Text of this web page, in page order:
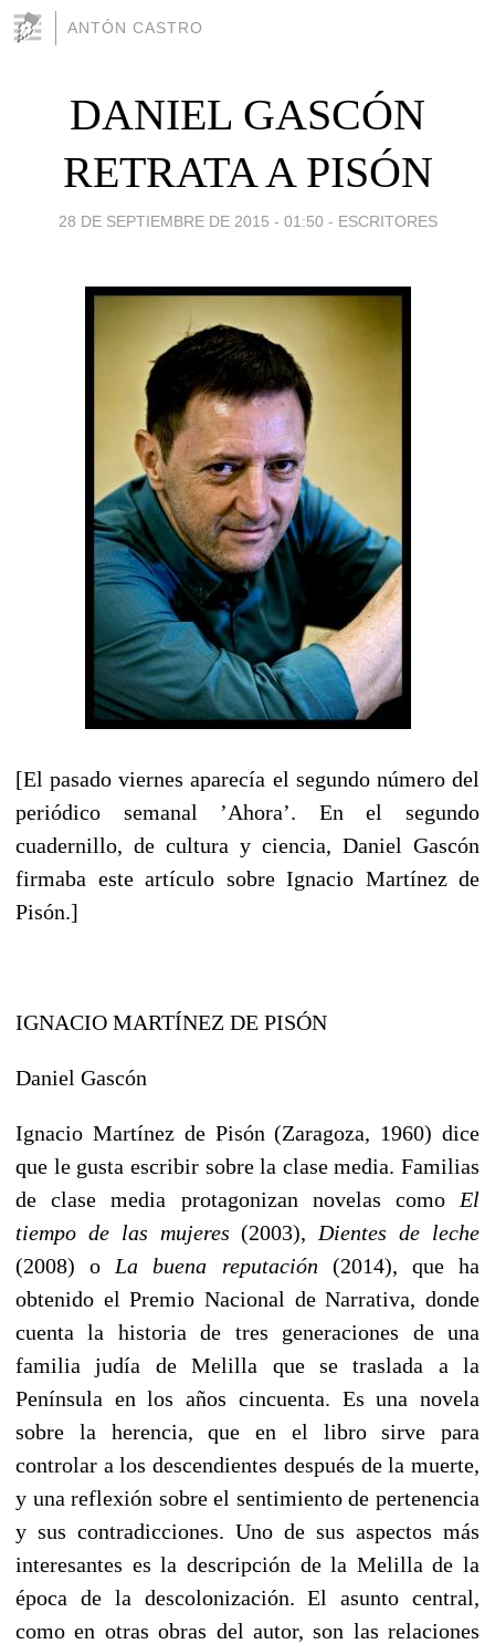
ANTÓN CASTRO
DANIEL GASCÓN
RETRATA A PISÓN
28 DE SEPTIEMBRE DE 2015 - 01:50 - ESCRITORES
[El pasado viernes aparecía el segundo número del
periódico semanal ’Ahora’. En el segundo
cuadernillo, de cultura y ciencia, Daniel Gascón
firmaba este artículo sobre Ignacio Martínez de
Pisón.]
IGNACIO MARTÍNEZ DE PISÓN
Daniel Gascón
Ignacio Martínez de Pisón (Zaragoza, 1960) dice
que le gusta escribir sobre la clase media. Familias
de clase media protagonizan novelas como El
tiempo de las mujeres(2003), Dientes de leche
(2008) o La buena reputación (2014), que ha
obtenido el Premio Nacional de Narrativa, donde
cuenta la historia de tres generaciones de una
familia judía de Melilla que se traslada a la
Península en los años cincuenta. Es una novela
sobre la herencia, que en el libro sirve para
controlar a los descendientes después de la muerte,
y una reflexión sobre el sentimiento de pertenencia
y sus contradicciones. Uno de sus aspectos más
interesantes es la descripción de la Melilla de la
época de la descolonización. El asunto central,
como en otras obras del autor, son las relaciones